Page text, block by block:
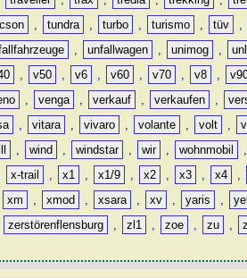
, tundra , turbo , turismo , tüv ,
, unfallwagen , unimog ,
, v50 , v6 , v60 , v70 , v8 ,
, venga , verkauf , verkaufen ,
, vitara , vivaro , volante , volt ,
, wind , windstar , wir , wohnmobil ,
x-trail , x1 , x1/9 , x2 , x3 , x4 ,
xm , xmod , xsara , xv , yaris ,
zerstörenflensburg , zl1 , zoe , zu ,